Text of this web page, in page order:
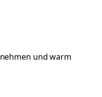
und warm